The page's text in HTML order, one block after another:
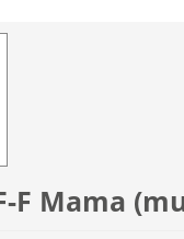
F Mama